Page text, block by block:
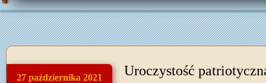
27 października 2021 Uroczystość